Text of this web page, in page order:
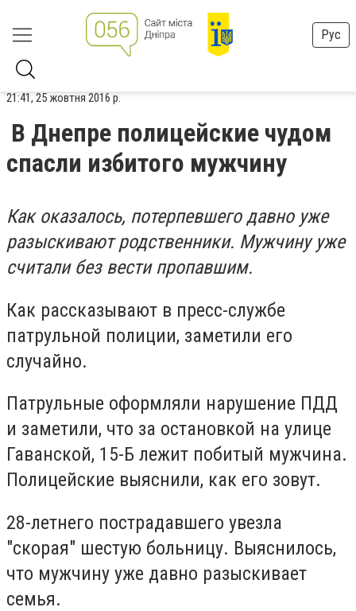
Рус
21:41, 25 жовтня 2016 р.
В Днепре полицейские чудом
спасли избитого мужчину
Как оказалось, потерпевшего давно уже
разыскивают родственники. Мужчину уже
считали без вести пропавшим.
Как рассказывают в пресс-службе
патрульной полиции, заметили его
случайно.
Патрульные оформляли нарушение ПДД
и заметили, что за остановкой на улице
Гаванской, 15-Б лежит побитый мужчина.
Полицейские выяснили, как его зовут.
28-летнего пострадавшего увезла
"скорая" шестую больницу. Выяснилось,
что мужчину уже давно разыскивает
семья.